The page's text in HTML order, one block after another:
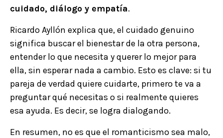
cuidado, diálogo y empatía.
Ricardo Ayllón explica que, el cuidado genuino
significa buscar el bienestar de la otra persona,
entender lo que necesita y querer lo mejor para
ella, sin esperar nada a cambio. Esto es clave: si tu
pareja de verdad quiere cuidarte, primero te va a
preguntar qué necesitas o si realmente quieres
esa ayuda. Es decir, se logra dialogando.
En resumen, no es que el romanticismo sea malo,